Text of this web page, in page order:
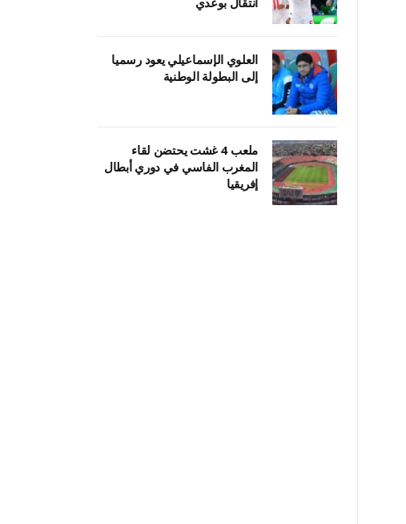
العلوي الإسماعيلي يعود رسميا
إلى البطولة الوطنية
ملعب 4 غشت يحتضن لقاء
المغرب الفاسي في دوري أبطال
إفريقيا